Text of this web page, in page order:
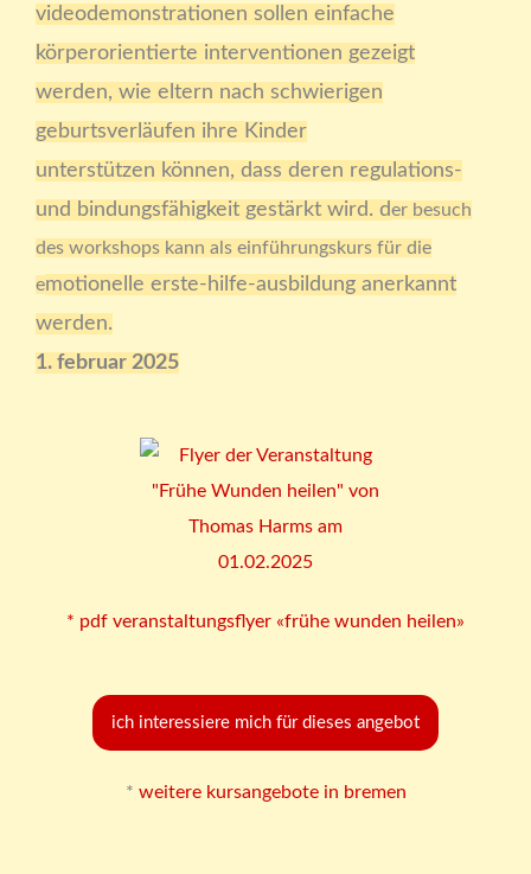
videodemonstrationen sollen einfache
körperorientierte interventionen gezeigt
werden, wie eltern nach schwierigen
geburtsverläufen ihre Kinder
unterstützen können, dass deren regulations-
und bindungsfähigkeit gestärkt wird. der besuch
des workshops kann als einführungskurs für die
emotionelle erste-hilfe-ausbildung anerkannt
werden.
1. februar 2025
* pdf veranstaltungsflyer «frühe wunden heilen»
ich interessiere mich für dieses angebot
* weitere kursangebote in bremen